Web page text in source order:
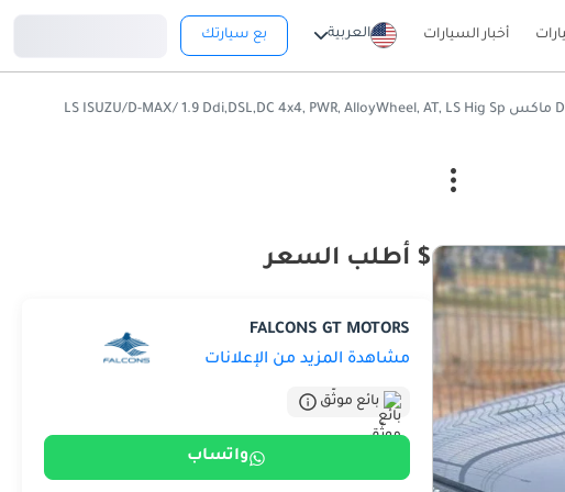
أخبار السيارات العربية بع سيارتك
$ أطلب السعر
FALCONS GT MOTORS
مشاهدة المزيد من الإعلانات
بائع موثّق
واتساب